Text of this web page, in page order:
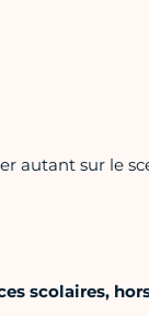
autant sur le
scolaires,